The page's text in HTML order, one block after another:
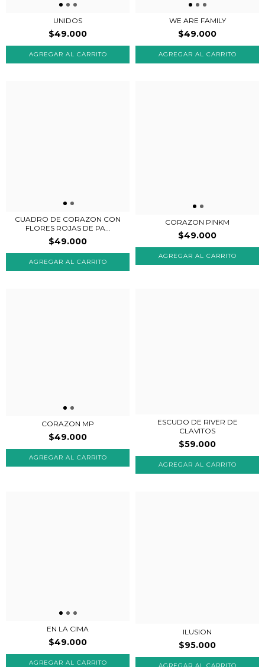
UNIDOS
$49.000
WE ARE FAMILY
$49.000
CUADRO DE CORAZON CON
FLORES ROJAS DE PA...
$49.000
AGREGAR AL CARRITO
CORAZON PINKM
$49.000
AGREGAR AL CARRITO
CORAZON MP
$49.000
AGREGAR AL CARRITO
ESCUDO DE RIVER DE
CLAVITOS
$59.000
EN LA CIMA
$49.000
ILUSION
$95.000